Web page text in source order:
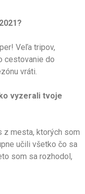
Veľa tripov,
cestovanie do
vráti.
vyzerali tvoje
z mesta, ktorých som
učili všetko čo sa
som sa rozhodol,